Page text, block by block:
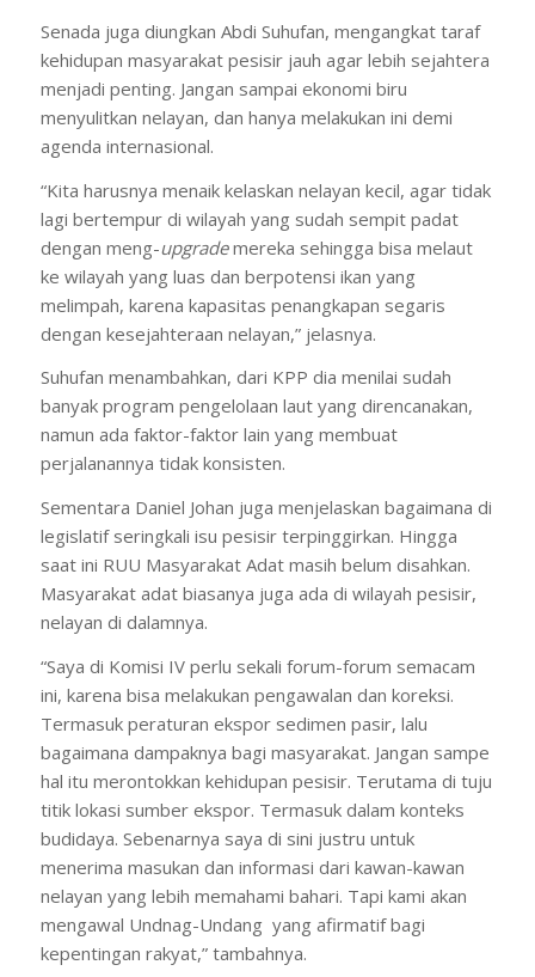
Senada juga diungkan Abdi Suhufan, mengangkat taraf
kehidupan masyarakat pesisir jauh agar lebih sejahtera
menjadi penting. Jangan sampai ekonomi biru
menyulitkan nelayan, dan hanya melakukan ini demi
agenda internasional.
“Kita harusnya menaik kelaskan nelayan kecil, agar tidak
lagi bertempur di wilayah yang sudah sempit padat
dengan meng-upgrademereka sehingga bisa melaut
ke wilayah yang luas dan berpotensi ikan yang
melimpah, karena kapasitas penangkapan segaris
dengan kesejahteraan nelayan,” jelasnya.
Suhufan menambahkan, dari KPP dia menilai sudah
banyak program pengelolaan laut yang direncanakan,
namun ada faktor-faktor lain yang membuat
perjalanannya tidak konsisten.
Sementara Daniel Johan juga menjelaskan bagaimana di
legislatif seringkali isu pesisir terpinggirkan. Hingga
saat ini RUU Masyarakat Adat masih belum disahkan.
Masyarakat adat biasanya juga ada di wilayah pesisir,
nelayan di dalamnya.
“Saya di Komisi IV perlu sekali forum-forum semacam
ini, karena bisa melakukan pengawalan dan koreksi.
Termasuk peraturan ekspor sedimen pasir, lalu
bagaimana dampaknya bagi masyarakat. Jangan sampe
hal itu merontokkan kehidupan pesisir. Terutama di tuju
titik lokasi sumber ekspor. Termasuk dalam konteks
budidaya. Sebenarnya saya di sini justru untuk
menerima masukan dan informasi dari kawan-kawan
nelayan yang lebih memahami bahari. Tapi kami akan
mengawal Undnag-Undang yang afirmatif bagi
kepentingan rakyat,” tambahnya.